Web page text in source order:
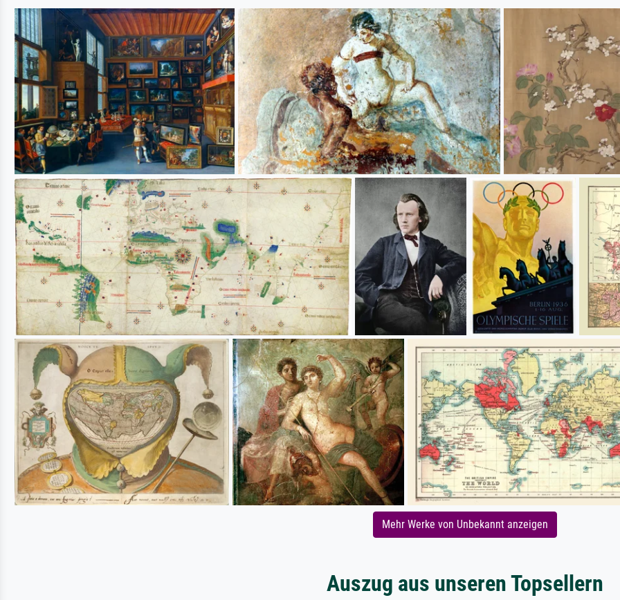
Mehr Werke von Unbekannt anzeigen
Auszug aus unseren Topsellern